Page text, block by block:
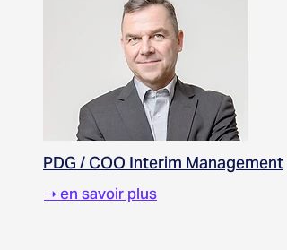
PDG / COO Interim Management
➝ en savoir plus